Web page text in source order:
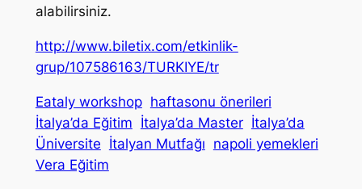
alabilirsiniz.
http://www.biletix.com/etkinlik-
grup/107586163/TURKIYE/tr
Eataly workshop haftasonu önerileri
İtalya’da Eğitim İtalya’da Master İtalya’da
Üniversite İtalyan Mutfağı napoli yemekleri
Vera Eğitim